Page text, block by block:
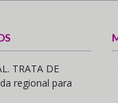
TRATA DE
regional para